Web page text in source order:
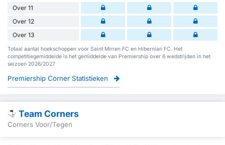
Over 11
Over 12
Over 13
Totaal aantal hoekschoppen voor Saint Mirren FC en Hibernian FC. Het
competitiegemiddelde is het gemiddelde van Premiership over 6 wedstrijden in het
seizoen 2026/2027
Premiership Corner Statistieken
Team Corners
Corners Voor/Tegen